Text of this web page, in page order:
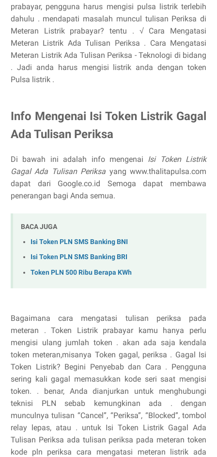
prabayar, pengguna harus mengisi pulsa listrik terlebih
dahulu . mendapati masalah muncul tulisan Periksa di
Meteran Listrik prabayar? tentu . √ Cara Mengatasi
Meteran Listrik Ada Tulisan Periksa . Cara Mengatasi
Meteran Listrik Ada Tulisan Periksa - Teknologi di bidang
. Jadi anda harus mengisi listrik anda dengan token
Pulsa listrik .
Info Mengenai Isi Token Listrik Gagal
Ada Tulisan Periksa
Di bawah ini adalah info mengenai Isi Token Listrik
Gagal Ada Tulisan Periksa yang www.thalitapulsa.com
dapat dari Google.co.id Semoga dapat membawa
penerangan bagi Anda semua.
BACA JUGA
Isi Token PLN SMS Banking BNI
Isi Token PLN SMS Banking BRI
Token PLN 500 Ribu Berapa KWh
Bagaimana cara mengatasi tulisan periksa pada
meteran . Token Listrik prabayar kamu hanya perlu
mengisi ulang jumlah token . akan ada saja kendala
token meteran,misanya Token gagal, periksa . Gagal Isi
Token Listrik? Begini Penyebab dan Cara . Pengguna
sering kali gagal memasukkan kode seri saat mengisi
token. . benar, Anda dianjurkan untuk menghubungi
teknisi PLN sebab kemungkinan ada . dengan
munculnya tulisan “Cancel”, “Periksa”, “Blocked”, tombol
relay lepas, atau . untuk Isi Token Listrik Gagal Ada
Tulisan Periksa ada tulisan periksa pada meteran token
kode pln periksa cara mengatasi meteran listrik ada